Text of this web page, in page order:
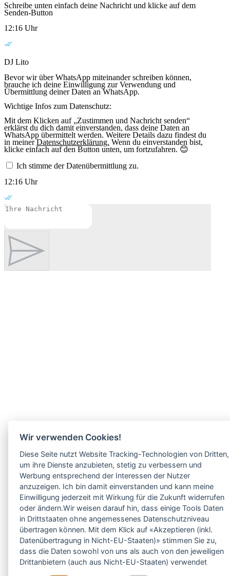
Wir verwenden Cookies!
Diese Seite nutzt Website Tracking-Technologien von Dritten,
um ihre Dienste anzubieten, stetig zu verbessern und
Werbung entsprechend der Interessen der Nutzer
anzuzeigen. Ich bin damit einverstanden und kann meine
Einwilligung jederzeit mit Wirkung für die Zukunft widerrufen
oder ändern.Wir weisen darauf hin, dass einige Tools Daten
in Drittstaaten ohne angemessenes Datenschutzniveau
übertragen können. Mit dem Klick auf «Akzeptieren (inkl.
Datenübertragung in Nicht-EU-Staaten)» stimmen Sie zu,
dass die Daten sowohl von uns als auch von den jeweiligen
Drittanbietern (auch aus Nicht-EU-Staaten) verwendet
Schreibe unten einfach deine Nachricht und klicke auf dem
Senden-Button
12:16 Uhr
DJ Lito
Bevor wir über WhatsApp miteinander schreiben können,
brauche ich deine Einwilligung zur Verwendung und
Übermittlung deiner Daten an WhatsApp.
Wichtige Infos zum Datenschutz:
Mit dem Klicken auf „Zustimmen und Nachricht senden“
erklärst du dich damit einverstanden, dass deine Daten an
WhatsApp übermittelt werden. Weitere Details dazu findest du
in meinerDatenschutzerklärung. Wenn du einverstanden bist,
klicke einfach auf den Button unten, um fortzufahren. 😊
Ich stimme der Datenübermittlung zu.
12:16 Uhr